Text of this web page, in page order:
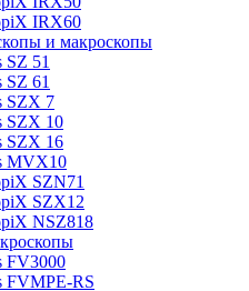
IRX60
и макроскопы
SZ 51
SZ 61
SZX 7
SZX 10
SZX 16
MVX10
SZN71
SZX12
NSZ818
FV3000
FVMPE-RS